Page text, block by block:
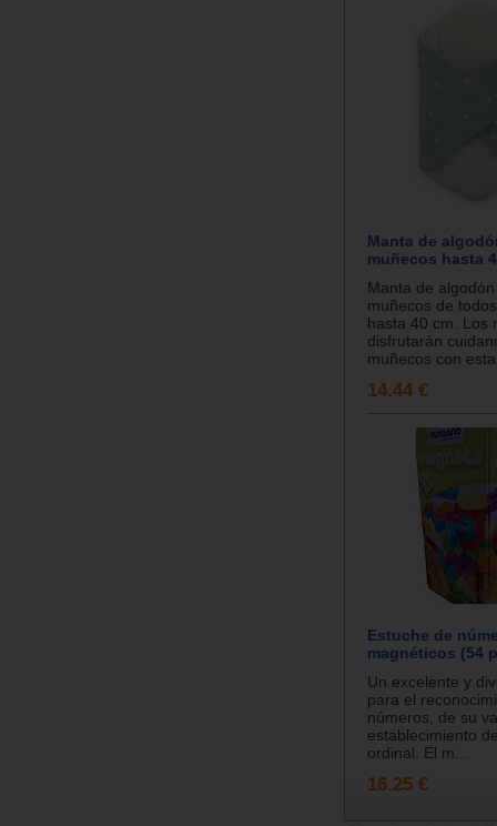
Manta de
muñecos hasta
Manta de
muñecos de
hasta 40 cm. Los
disfrutarán
muñecos con
14.44 €
Estuche de
magnéticos (54
Un excelente y
para el
números, de su
establecimiento
ordinal. El m...
16.25 €